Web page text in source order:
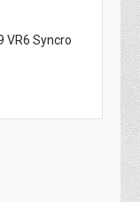
VR6 Syncro